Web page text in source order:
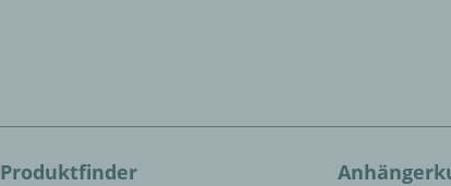
Produktfinder